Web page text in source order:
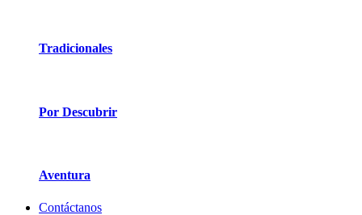
Tradicionales
Por Descubrir
Aventura
Contáctanos